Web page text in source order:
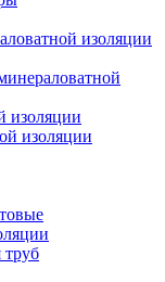
изоляции
изоляции
изоляции
труб